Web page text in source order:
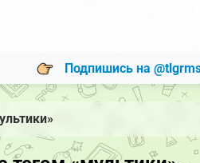
Подпишись на